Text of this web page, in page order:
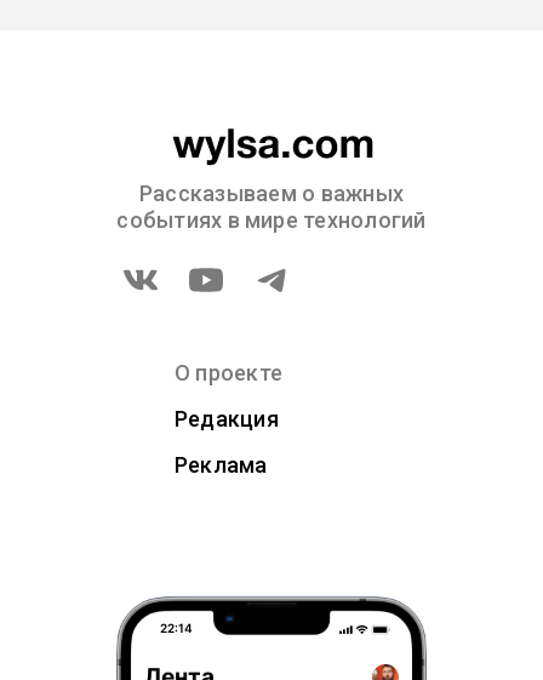
Рассказываем о важных
событиях в мире технологий
О проекте
Редакция
Реклама
22:14